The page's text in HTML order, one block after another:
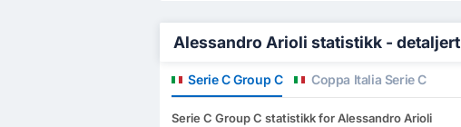
Alessandro Arioli statistikk - detaljert
Serie C Group C Coppa Italia Serie C
Serie C Group C statistikk for Alessandro Arioli